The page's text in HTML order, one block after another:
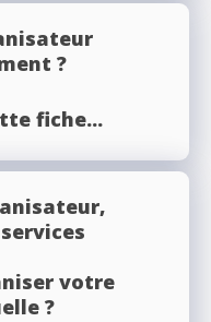
?
fiche...
votre
?